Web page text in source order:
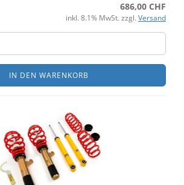
686,00 CHF
inkl. 8.1% MwSt. zzgl. Versand
IN DEN WARENKORB